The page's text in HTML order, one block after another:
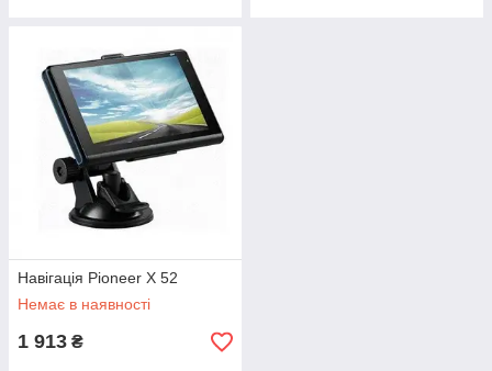
Навігація Pioneer X 52
Немає в наявності
1 913 ₴